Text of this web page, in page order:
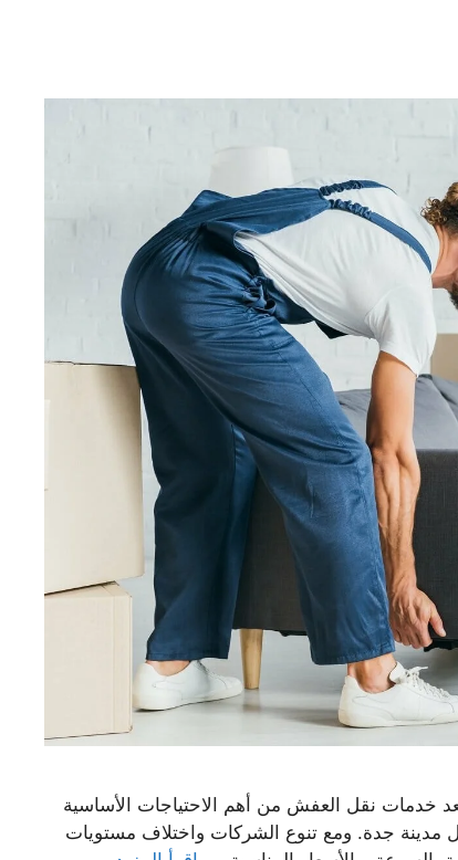
خدمات نقل العفش من أهم الاحتياجات الأساسية
مدينة جدة. ومع تنوع الشركات واختلاف مستويات